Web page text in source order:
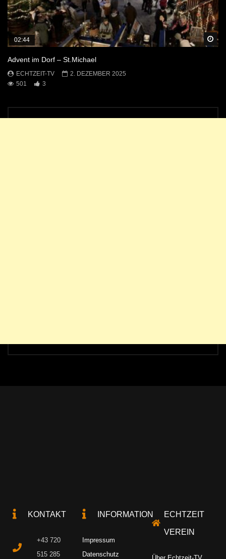
02:44
Advent im Dorf – St.Michael
ECHTZEIT-TV
2. DEZEMBER 2025
501
3
KONTAKT
+43 720
515 285
INFORMATION
Impressum
Datenschutz
ECHTZEIT
VEREIN